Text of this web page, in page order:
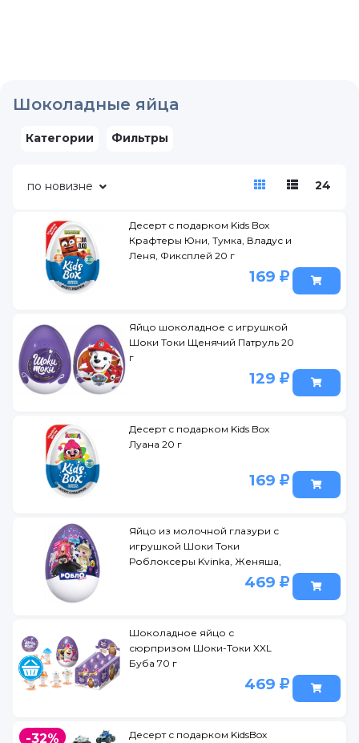
Шоколадные яйца
Категории Фильтры
по новизне 24
Десерт с подарком Kids Box
Крафтеры Юни, Тумка, Владус и
Леня, Фиксплей 20 г
169
Яйцо шоколадное с игрушкой
Шоки Токи Щенячий Патруль 20
г
129
Десерт с подарком Kids Box
Луана 20 г
169
Яйцо из молочной глазури с
игрушкой Шоки Токи
Роблоксеры Kvinka, Женяша,
Коржик, Fil1Ktop, Бабка Шоу
469
Шоколадное яйцо с
сюрпризом Шоки-Токи XXL
Буба 70 г
469
-32%
Десерт с подарком KidsBox